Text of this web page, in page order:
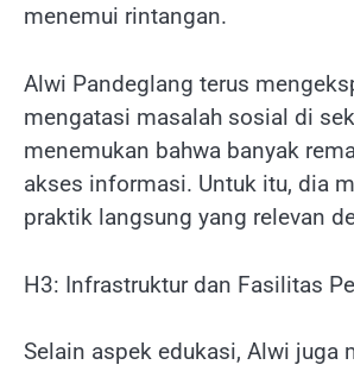
menemui rintangan.
Alwi Pandeglang terus
mengatasi masalah sosial di
menemukan bahwa banyak
akses informasi. Untuk itu, dia
praktik langsung yang relevan
H3: Infrastruktur dan Fasilitas
Selain aspek edukasi, Alwi